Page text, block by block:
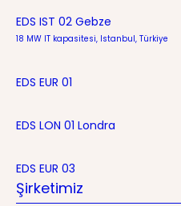
EDS IST 02 Gebze
18 MW IT kapasitesi, Istanbul, Türkiye
EDS EUR 01
EDS LON 01 Londra
EDS EUR 03
Şirketimiz